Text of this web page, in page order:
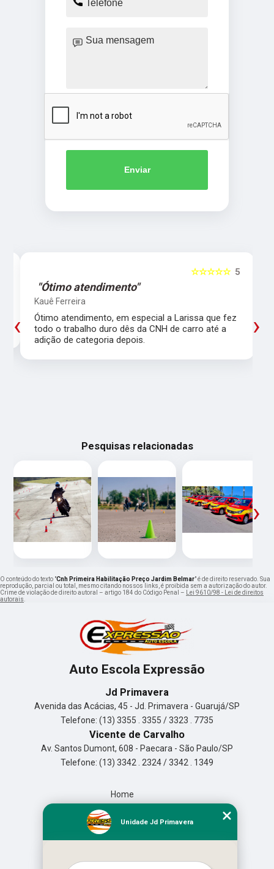
Enviar
5
☆☆☆☆☆
"Ótimo atendimento"
Kauê Ferreira
Ótimo atendimento, em especial a Larissa que fez
todo o trabalho duro dês da CNH de carro até a
adição de categoria depois.
‹ ›
Pesquisas relacionadas
‹ ›
O conteúdo do texto "Cnh Primeira Habilitação Preço Jardim Belmar" é de direito reservado. Sua
reprodução, parcial ou total, mesmo citando nossos links, é proibida sem a autorização do autor.
Crime de violação de direito autoral – artigo 184 do Código Penal –
Lei 9610/98 - Lei de direitos
autorais
Auto Escola Expressão
Jd Primavera
Avenida das Acácias, 45 - Jd. Primavera - Guarujá/SP
Telefone: (13) 3355 . 3355 / 3323 . 7735
Vicente de Carvalho
Av. Santos Dumont, 608 - Paecara - São Paulo/SP
Telefone: (13) 3342 . 2324 / 3342 . 1349
Home
Missão
Mapa do site
Unidade Jd Primavera